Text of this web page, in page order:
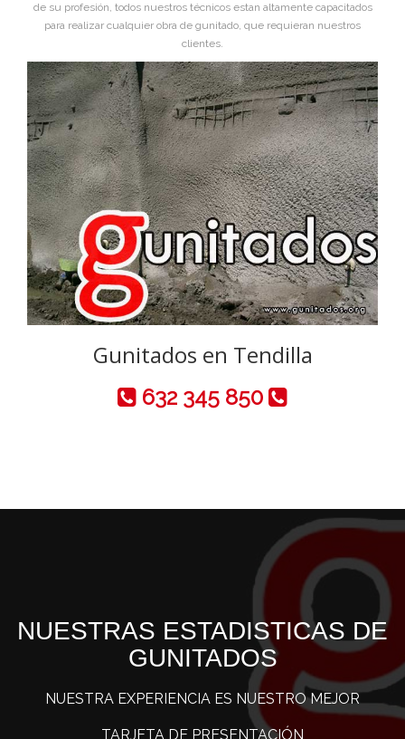
de su profesión, todos nuestros técnicos estan altamente capacitados
para realizar cualquier obra de gunitado, que requieran nuestros
clientes.
Gunitados en Tendilla
632 345 850
NUESTRAS ESTADISTICAS DE
GUNITADOS
NUESTRA EXPERIENCIA ES NUESTRO MEJOR
TARJETA DE PRESENTACIÓN